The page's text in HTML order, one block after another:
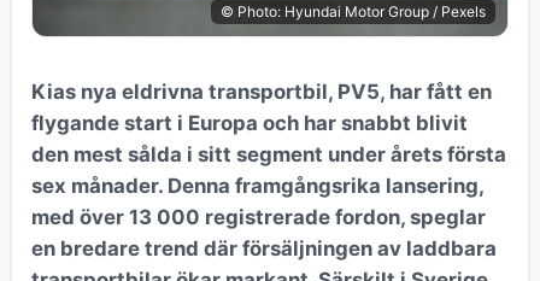
© Photo: Hyundai Motor Group / Pexels
Kias nya eldrivna transportbil, PV5, har fått en
flygande start i Europa och har snabbt blivit
den mest sålda i sitt segment under årets första
sex månader. Denna framgångsrika lansering,
med över 13 000 registrerade fordon, speglar
en bredare trend där försäljningen av laddbara